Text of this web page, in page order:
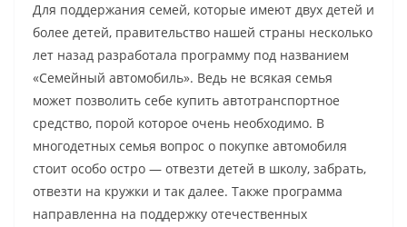
Для поддержания семей, которые имеют двух детей и
более детей, правительство нашей страны несколько
лет назад разработала программу под названием
«Семейный автомобиль». Ведь не всякая семья
может позволить себе купить автотранспортное
средство, порой которое очень необходимо. В
многодетных семья вопрос о покупке автомобиля
стоит особо остро — отвезти детей в школу, забрать,
отвезти на кружки и так далее. Также программа
направленна на поддержку отечественных